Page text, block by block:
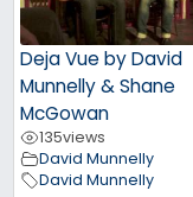
Deja Vue by David
Munnelly & Shane
McGowan
135views
David Munnelly
David Munnelly